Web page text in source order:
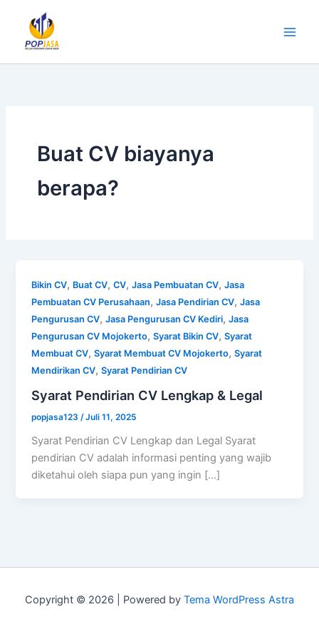
konten
Buat CV biayanya
berapa?
Bikin CV, Buat CV,CV,Jasa Pembuatan CV,Jasa
Pembuatan CV Perusahaan,Jasa Pendirian CV,Jasa
Pengurusan CV,Jasa Pengurusan CV Kediri,Jasa
Pengurusan CV Mojokerto,Syarat Bikin CV,Syarat
Membuat CV,Syarat Membuat CV Mojokerto,Syarat
Mendirikan CV,Syarat Pendirian CV
Syarat Pendirian CV Lengkap & Legal
popjasa123 /Juli 11, 2025
Syarat Pendirian CV Lengkap dan Legal Syarat
pendirian CV adalah informasi penting yang wajib
diketahui oleh siapa pun yang ingin […]
Copyright © 2026 | Powered by Tema WordPress Astra